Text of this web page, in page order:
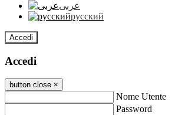
عربى
русский
Accedi
Accedi
button close ×
Nome Utente
Password